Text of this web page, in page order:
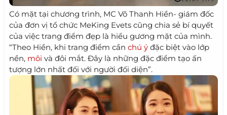
Có mặt tại chương trình, MC Võ Thanh Hiền- giám đốc
của đơn vị tổ chức MeKing Evets cũng chia sẻ bí quyết
của việc trang điểm đẹp là hiểu gương mặt của mình.
“Theo Hiền, khi trang điểm cần chú ý đặc biệt vào lớp
nền, môi và đôi mắt. Đây là những đặc điểm tạo ấn
tượng lớn nhất đối với người đối diện”.